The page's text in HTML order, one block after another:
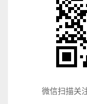
微信扫描关